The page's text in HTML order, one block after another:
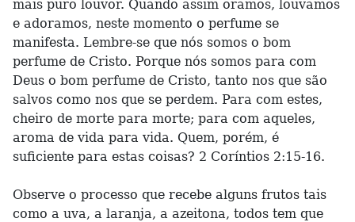
mais puro louvor. Quando assim oramos, louvamos
e adoramos, neste momento o perfume se
manifesta. Lembre-se que nós somos o bom
perfume de Cristo. Porque nós somos para com
Deus o bom perfume de Cristo, tanto nos que são
salvos como nos que se perdem. Para com estes,
cheiro de morte para morte; para com aqueles,
aroma de vida para vida. Quem, porém, é
suficiente para estas coisas? 2 Coríntios 2:15-16.
Observe o processo que recebe alguns frutos tais
como a uva, a laranja, a azeitona, todos tem que